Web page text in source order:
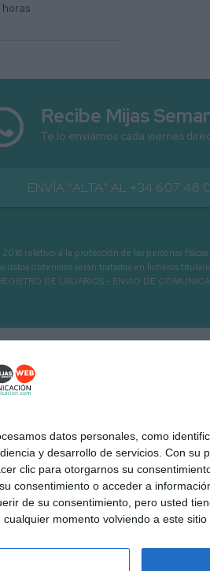
datos personales, como
y desarrollo de servicios. Con su
clic para otorgarnos su
consentimiento o acceder a
de su consentimiento, pero usted
momento volviendo a este
Recibe Mijas
Te lo enviamos cada viernes
ENVÍA "ALTA" AL +34 607 48
relativo a la protección de las personas
obtenidos serán tratados en ficheros
DE USUARIOS - ENVIO DE
Publicidad Aviso Legal